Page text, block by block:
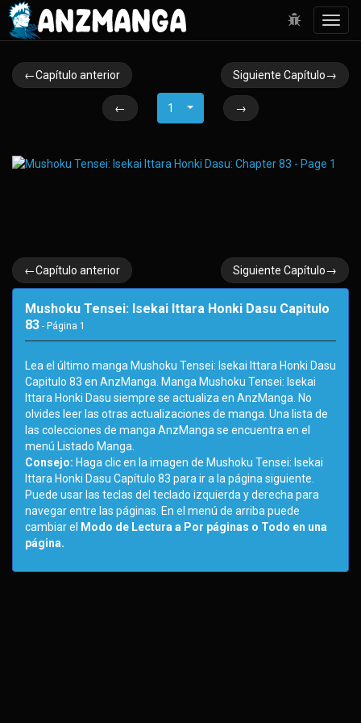
←Capítulo anterior Siguiente Capítulo→
← 1 →
←Capítulo anterior Siguiente Capítulo→
Mushoku Tensei: Isekai Ittara Honki Dasu Capitulo
83 - Página 1
Lea el último manga Mushoku Tensei: Isekai Ittara Honki Dasu
Capitulo 83 en AnzManga. Manga Mushoku Tensei: Isekai
Ittara Honki Dasu siempre se actualiza en AnzManga. No
olvides leer las otras actualizaciones de manga. Una lista de
las colecciones de manga AnzManga se encuentra en el
menú Listado Manga.
Consejo: Haga clic en la imagen de Mushoku Tensei: Isekai
Ittara Honki Dasu Capítulo 83 para ir a la página siguiente.
Puede usar las teclas del teclado izquierda y derecha para
navegar entre las páginas. En el menú de arriba puede
cambiar el
Modo de Lectura a Por páginas o Todo en una
página.